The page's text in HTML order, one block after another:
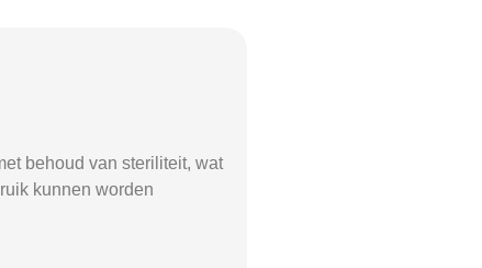
behoud van steriliteit, wat
kunnen worden